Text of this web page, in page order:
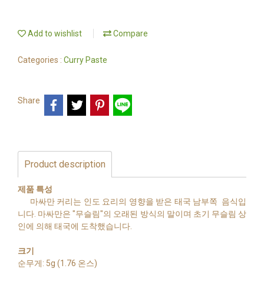
Add to wishlist Compare
Categories : Curry Paste
Share
Product description
제품 특성
마싸만 커리는 인도 요리의 영향을 받은 태국 남부쪽 음식입
니다. 마싸만은 "무슬림"의 오래된 방식의 말이며 초기 무슬림 상
인에 의해 태국에 도착했습니다.
크기
순무게: 5g (1.76 온스)